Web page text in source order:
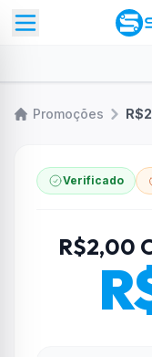
Promoções
Verificado
R$2,00